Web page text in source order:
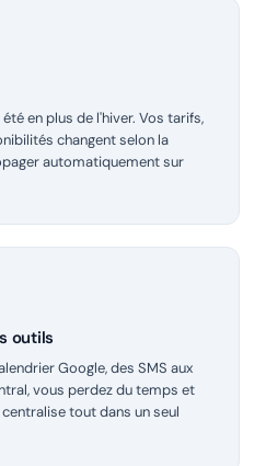
en plus de l'hiver. Vos tarifs,
changent selon la
automatiquement sur
outils
Google, des SMS aux
vous perdez du temps et
tout dans un seul